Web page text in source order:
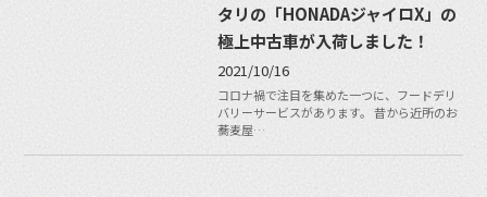
タリの「HONADAジャイロX」の
極上中古車が入荷しました！
2021/10/16
コロナ禍で注目を集めた一つに、フードデリ
バリーサービスがあります。 昔から近所のお
蕎麦屋…